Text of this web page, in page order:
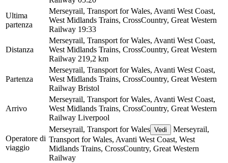
Ultima
partenza
Merseyrail, Transport for Wales, Avanti West Coast,
West Midlands Trains, CrossCountry, Great Western
Railway 19:33
Distanza
Merseyrail, Transport for Wales, Avanti West Coast,
West Midlands Trains, CrossCountry, Great Western
Railway 219,2 km
Partenza
Merseyrail, Transport for Wales, Avanti West Coast,
West Midlands Trains, CrossCountry, Great Western
Railway Bristol
Arrivo
Merseyrail, Transport for Wales, Avanti West Coast,
West Midlands Trains, CrossCountry, Great Western
Railway Liverpool
Operatore di
viaggio
Merseyrail, Transport for Wales Vedi
Merseyrail,
Transport for Wales, Avanti West Coast, West
Midlands Trains, CrossCountry, Great Western
Railway